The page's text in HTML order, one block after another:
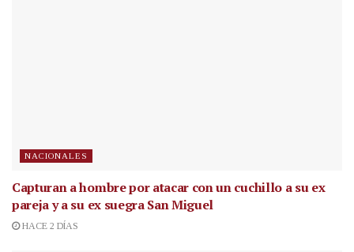
NACIONALES
Capturan a hombre por atacar con un cuchillo a su ex
pareja y a su ex suegra San Miguel
HACE 2 DÍAS